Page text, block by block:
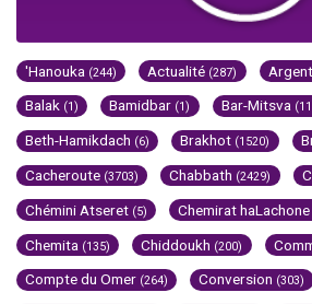
'Hanouka (244) Actualité (287)
Balak (1) Bamidbar (1) Bar-Mitsva
Beth-Hamikdach (6) Brakhot (1520)
Cacheroute (3703) Chabbath (2429)
Chémini Atseret (5) Chemirat haLachone
Chemita (135) Chiddoukh (200)
Compte du Omer (264) Conversion (303)